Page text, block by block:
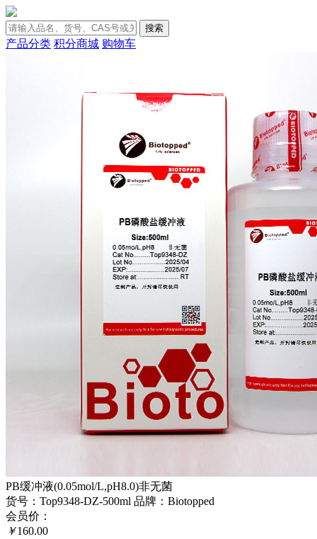
搜索
产品分类 积分商城 购物车
PB缓冲液(0.05mol/L,pH8.0)非无菌
货号：Top9348-DZ-500ml 品牌：Biotopped
会员价：
￥160.00